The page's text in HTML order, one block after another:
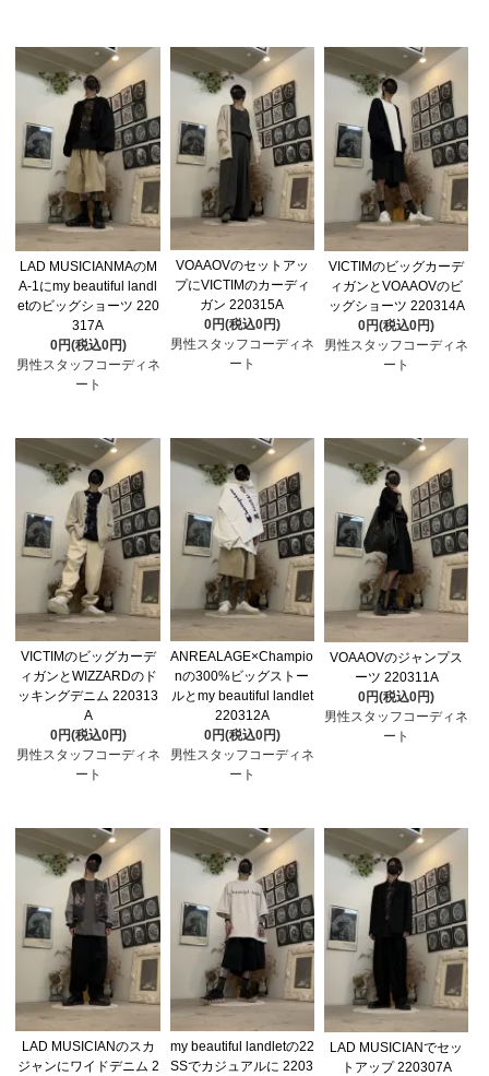
LAD MUSICIANMAのM
A-1にmy beautiful landl
etのビッグショーツ 220
317A
0円(税込0円)
男性スタッフコーディネ
ート
VOAAOVのセットアッ
プにVICTIMのカーディ
ガン 220315A
0円(税込0円)
男性スタッフコーディネ
ート
VICTIMのビッグカーデ
ィガンとVOAAOVのビ
ッグショーツ 220314A
0円(税込0円)
男性スタッフコーディネ
ート
VICTIMのビッグカーデ
ィガンとWIZZARDのド
ッキングデニム 220313
A
0円(税込0円)
男性スタッフコーディネ
ート
ANREALAGE×Champio
nの300%ビッグストー
ルとmy beautiful landlet
220312A
0円(税込0円)
男性スタッフコーディネ
ート
VOAAOVのジャンプス
ーツ 220311A
0円(税込0円)
男性スタッフコーディネ
ート
LAD MUSICIANのスカ
ジャンにワイドデニム 2
my beautiful landletの22
SSでカジュアルに 2203
LAD MUSICIANでセッ
トアップ 220307A